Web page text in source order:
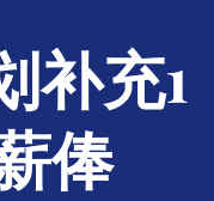
补充1
俸